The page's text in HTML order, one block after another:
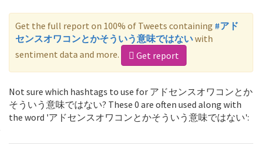
Get the full report on 100% of Tweets containing #アド
センスオワコンとかそういう意味ではないwith
sentiment data and more.
Get report
Not sure which hashtags to use for アドセンスオワコンとか
そういう意味ではない? These 0 are often used along with
the word 'アドセンスオワコンとかそういう意味ではない':